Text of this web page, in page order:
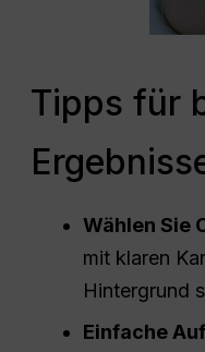
Tipps für
Wählen Sie
mit klaren
Hintergrund
Einfache